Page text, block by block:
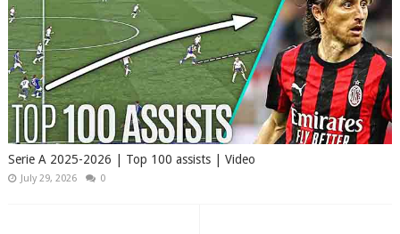
Serie A 2025-2026 | Top 100 assists | Video
July 29, 2026 0